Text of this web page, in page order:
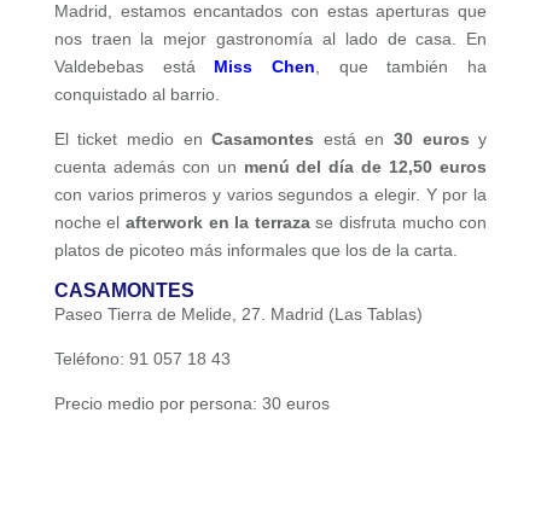
Madrid, estamos encantados con estas aperturas que
nos traen la mejor gastronomía al lado de casa. En
Valdebebas está Miss Chen, que también ha
conquistado al barrio.
El ticket medio enCasamontes está en 30 euros y
cuenta además con un menú del día de 12,50 euros
con varios primeros y varios segundos a elegir. Y por la
noche el afterwork en la terrazase disfruta mucho con
platos de picoteo más informales que los de la carta.
CASAMONTES
Paseo Tierra de Melide, 27. Madrid (Las Tablas)
Teléfono: 91 057 18 43
Precio medio por persona: 30 euros